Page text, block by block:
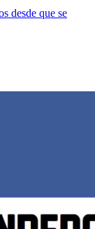
desde que se